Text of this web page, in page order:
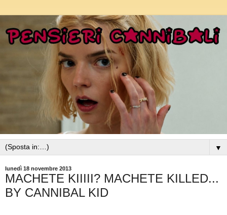
▼
lunedì 18 novembre 2013
MACHETE KIIIII? MACHETE KILLED...
BY CANNIBAL KID